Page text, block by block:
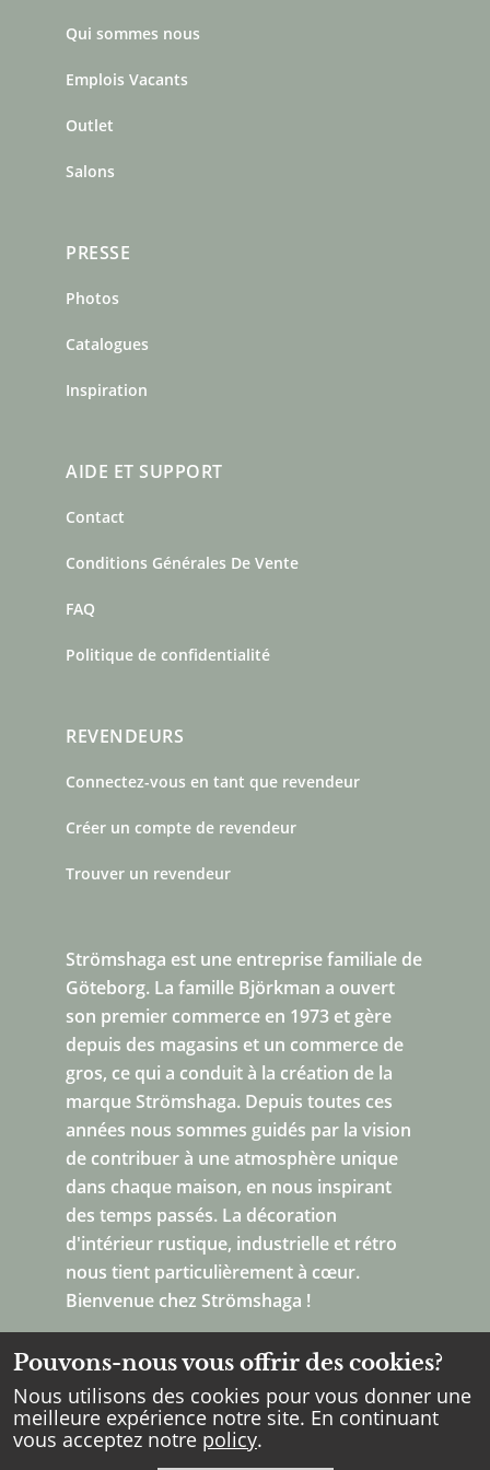
o
o
g
r
Strömshaga est une entreprise familiale de
Göteborg. La famille Björkman a ouvert
son premier commerce en 1973 et gère
depuis des magasins et un commerce de
gros, ce qui a conduit à la création de la
marque Strömshaga. Depuis toutes ces
années nous sommes guidés par la vision
de contribuer à une atmosphère unique
dans chaque maison, en nous inspirant
des temps passés. La décoration
d'intérieur rustique, industrielle et rétro
nous tient particulièrement à cœur.
Bienvenue chez Strömshaga !
Qui sommes nous
Emplois Vacants
Outlet
Salons
PRESSE
Photos
Catalogues
Inspiration
AIDE ET SUPPORT
Contact
Conditions Générales De Vente
FAQ
Politique de confidentialité
REVENDEURS
Connectez-vous en tant que revendeur
Créer un compte de revendeur
Trouver un revendeur
Copyright Strömshaga
Pouvons-nous vous offrir des cookies?
Nous utilisons des cookies pour vous donner une
meilleure expérience notre site. En continuant
vous acceptez notre policy.